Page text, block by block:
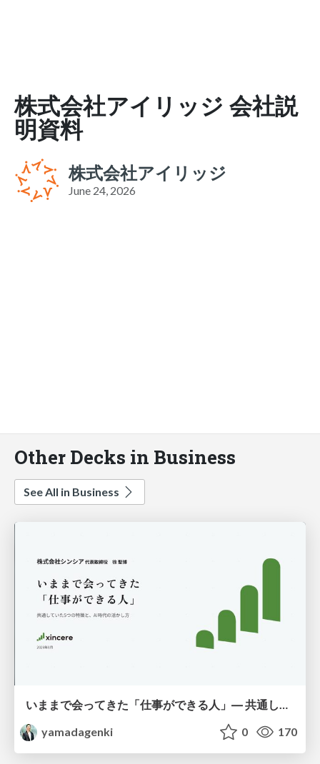
株式会社アイリッジ 会社説
明資料
株式会社アイリッジ
June 24, 2026
Other Decks in Business
See All in Business
いままで会ってきた「仕事ができる人」― 共通していた5つの特徴とAI時代の活かし方
yamadagenki
0 170